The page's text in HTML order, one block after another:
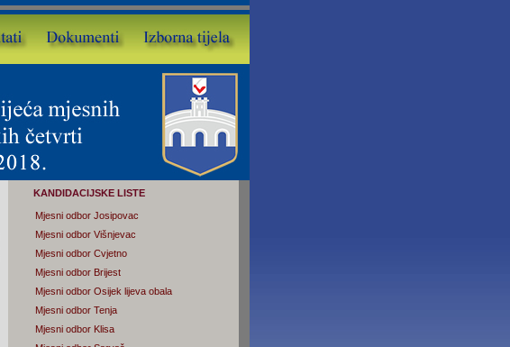
KANDIDACIJSKE LISTE
Mjesni odbor Josipovac
Mjesni odbor Višnjevac
Mjesni odbor Cvjetno
Mjesni odbor Brijest
Mjesni odbor Osijek lijeva obala
Mjesni odbor Tenja
Mjesni odbor Klisa